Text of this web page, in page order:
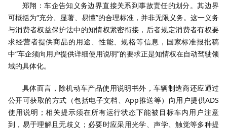
郑翔：车企告知义务边界直接关系到事故责任的划分。其边界
可概括为“充分、显著、易懂”的合理标准，并非无限义务。这一义务
与消费者权益保护法中的知情权紧密衔接，后者规定消费者有权要
求经营者提供商品的用途、性能、规格等信息，国家标准报批稿
中“车企须向用户提供详细使用说明”的要求正是知情权在自动驾驶领
域的具体化。
具体而言，除机动车产品使用说明书外，车辆制造商还应通过
公开可获取的方式（包括电子文档、App推送等）向用户提供ADS
使用说明；相关提示须在所有运行状态下能被目标车内用户注意
到，易于理解且无歧义；必要时应采用光学、声学、触觉等多种提